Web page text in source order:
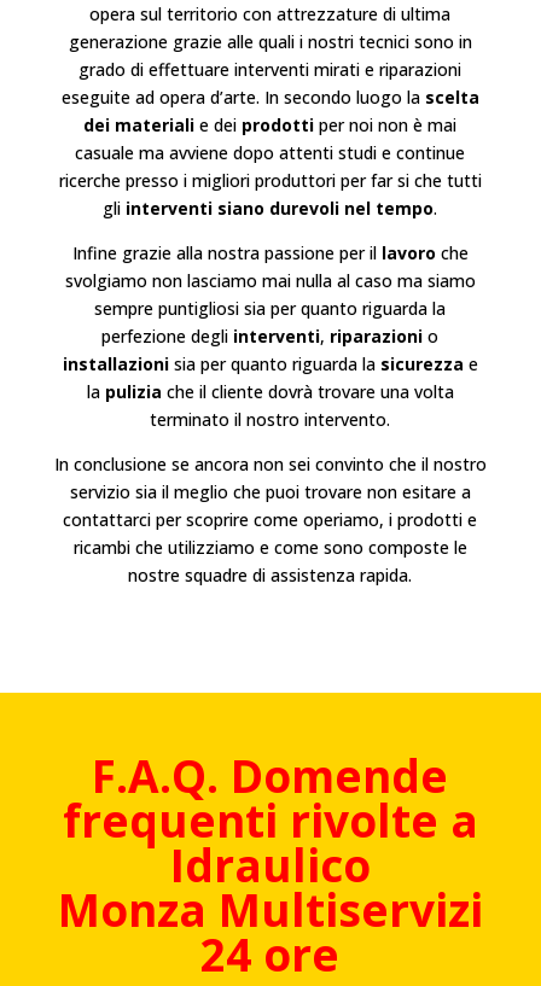
opera sul territorio con attrezzature di ultima
generazione grazie alle quali i nostri tecnici sono in
grado di effettuare interventi mirati e riparazioni
eseguite ad opera d’arte. In secondo luogo la scelta
dei materiali e dei prodotti per noi non è mai
casuale ma avviene dopo attenti studi e continue
ricerche presso i migliori produttori per far si che tutti
gli interventi siano durevoli nel tempo.
Infine grazie alla nostra passione per il lavoro che
svolgiamo non lasciamo mai nulla al caso ma siamo
sempre puntigliosi sia per quanto riguarda la
perfezione degli interventi, riparazioni o
installazionisia per quanto riguarda la sicurezza e
la pulizia che il cliente dovrà trovare una volta
terminato il nostro intervento.
In conclusione se ancora non sei convinto che il nostro
servizio sia il meglio che puoi trovare non esitare a
contattarci per scoprire come operiamo, i prodotti e
ricambi che utilizziamo e come sono composte le
nostre squadre di assistenza rapida.
F.A.Q. Domende
frequenti rivolte a
Idraulico
Monza Multiservizi
24 ore